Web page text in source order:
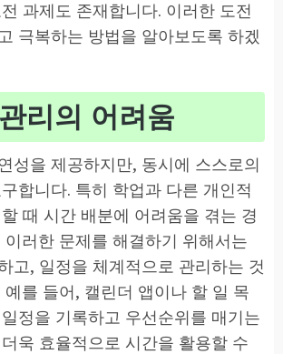
과제도 존재합니다. 이러한 도전
극복하는 방법을 알아보도록 하겠
리의 어려움
성을 제공하지만, 동시에 스스로의
합니다. 특히 학업과 다른 개인적
때 시간 배분에 어려움을 겪는 경
이러한 문제를 해결하기 위해서는
고, 일정을 체계적으로 관리하는 것
예를 들어, 캘린더 앱이나 할 일 목
정을 기록하고 우선순위를 매기는
욱 효율적으로 시간을 활용할 수